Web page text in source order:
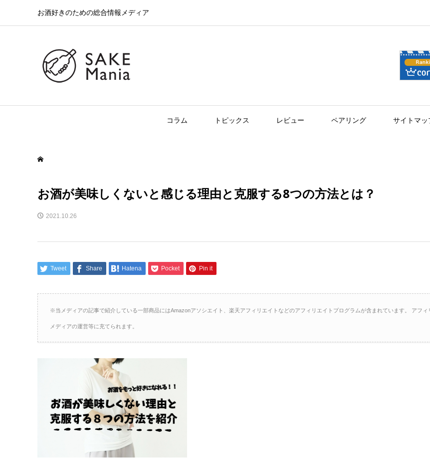
お酒好きのための総合情報メディア
コラム トピックス レビュー ペアリング サイトマッ
お酒が美味しくないと感じる理由と克服する8つの方法とは？
2021.10.26
Tweet Share Hatena Pocket Pin it
※当メディアの記事で紹介している一部商品にはAmazonアソシエイト、楽天アフィリエイトなどのアフィリエイトプログラムが含まれています。 アフ
メディアの運営等に充てられます。